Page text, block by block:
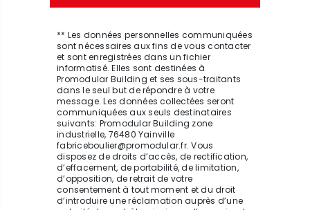
** Les données personnelles communiquées
sont nécessaires aux fins de vous contacter
et sont enregistrées dans un fichier
informatisé. Elles sont destinées à
Promodular Building et ses sous-traitants
dans le seul but de répondre à votre
message. Les données collectées seront
communiquées aux seuls destinataires
suivants: Promodular Building zone
industrielle, 76480 Yainville
fabriceboulier@promodular.fr. Vous
disposez de droits d’accès, de rectification,
d’effacement, de portabilité, de limitation,
d’opposition, de retrait de votre
consentement à tout moment et du droit
d’introduire une réclamation auprès d’une